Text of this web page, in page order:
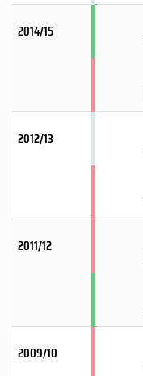
2014/15
2012/13
2011/12
2009/10